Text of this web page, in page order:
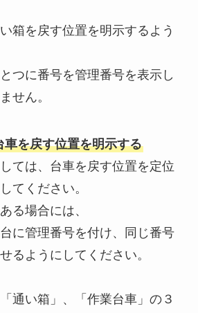
箱を戻す位置を明示するよう
つに番号を管理番号を表示し
せん。
を戻す位置を明示する
ては、台車を戻す位置を定位
てください。
る場合には、
に管理番号を付け、同じ番号
るようにしてください。
通い箱」、「作業台車」の３